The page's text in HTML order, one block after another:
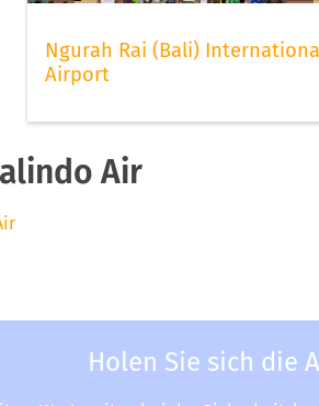
Ngurah Rai (Bali)
Airport
Air
Holen Sie sich die